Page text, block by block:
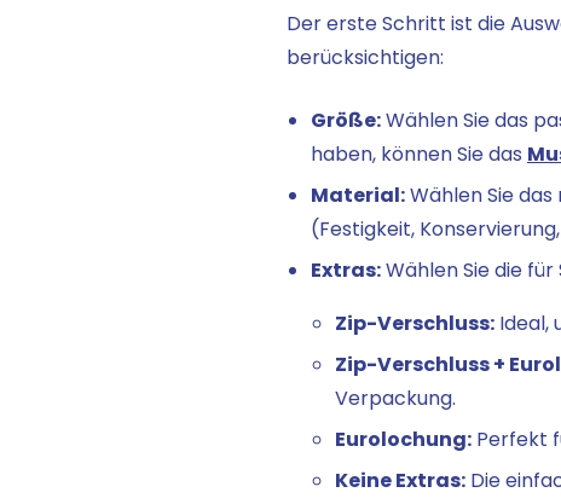
Der erste Schritt ist die
berücksichtigen:
Größe:Wählen Sie das
haben, können Sie das
Material:Wählen Sie
(Festigkeit,
Extras:Wählen Sie die
Zip-Verschluss: Ideal,
Zip-Verschluss +
Verpackung.
Eurolochung: Perfekt
Keine Extras: Die